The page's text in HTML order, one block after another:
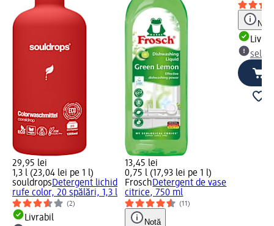
29,95 lei
1,3 l (23,04 lei pe 1 l)
souldropsDetergent lichid
rufe color, 20 spălări, 1,3 l
(2)
Livrabil
13,45 lei
0,75 l (17,93 lei pe 1 l)
FroschDetergent de vase
citrice, 750 ml
(11)
Notă
Notă